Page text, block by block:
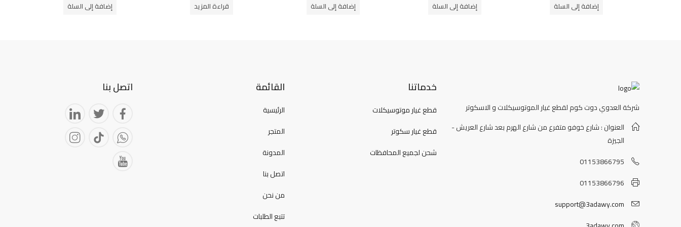
إضافة إلى السلة إضافة إلى السلة إضافة إلى السلة قراءة المزيد إضافة إلى السلة
شركة العدوي دوت كوم لقطع غيار الموتوسيكلات و الاسكوتر
العنوان : شارع خوفو متفرع من شارع الهرم بعد شارع العريش -
الجيزة
01153866795
01153866796
support@3adawy.com
خدماتنا
قطع غيار موتوسيكلات
قطع غيار سكوتر
شحن لجميع المحافظات
القائمة
الرئيسية
المتجر
المدونة
اتصل بنا
من نحن
تتبع الطلبات
اتصل بنا